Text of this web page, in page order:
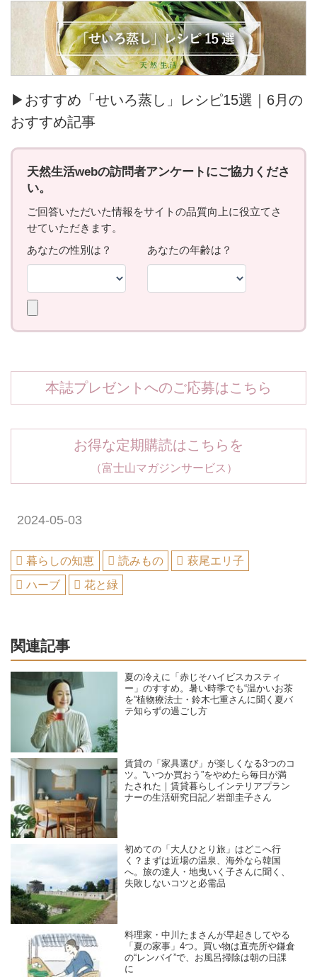
▶おすすめ「せいろ蒸し」レシピ15選｜6月の
おすすめ記事
本誌プレゼントへのご応募はこちら
お得な定期購読はこちらを
（富士山マガジンサービス）
2024-05-03
暮らしの知恵 読みもの
萩尾エリ子
ハーブ
花と緑
関連記事
夏の冷えに「赤じそハイビスカスティ
ー」のすすめ。暑い時季でも“温かいお茶
を”植物療法士・鈴木七重さんに聞く夏バ
テ知らずの過ごし方
賃貸の「家具選び」が楽しくなる3つのコ
ツ。“いつか買おう”をやめたら毎日が満
たされた｜賃貸暮らしインテリアプラン
ナーの生活研究日記／岩部圭子さん
初めての「大人ひとり旅」はどこへ行
く？まずは近場の温泉、海外なら韓国
へ。旅の達人・地曳いく子さんに聞く、
失敗しないコツと必需品
料理家・中川たまさんが早起きしてやる
「夏の家事」4つ。買い物は直売所や鎌倉
の“レンバイ”で、お風呂掃除は朝の日課
に